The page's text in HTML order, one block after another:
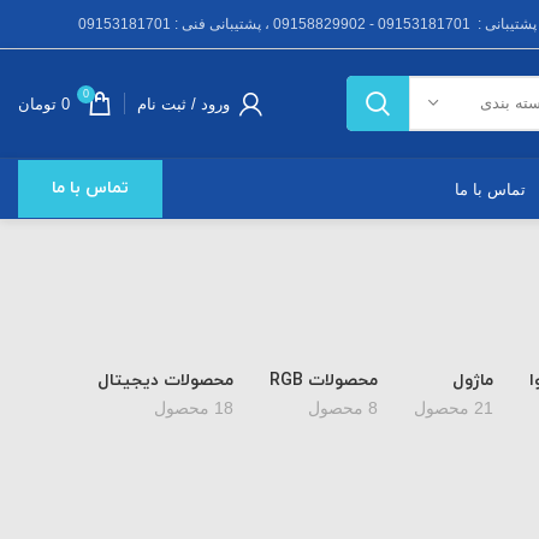
- 09158829902 ، پشتیبانی فنی : 09153181701
بندی ورود / ثبت نام
0
0 تومان
تماس با ما تماس با ما
ماژول
21 محصول
محصولات RGB
8 محصول
محصولات دیجیتال
18 محصول